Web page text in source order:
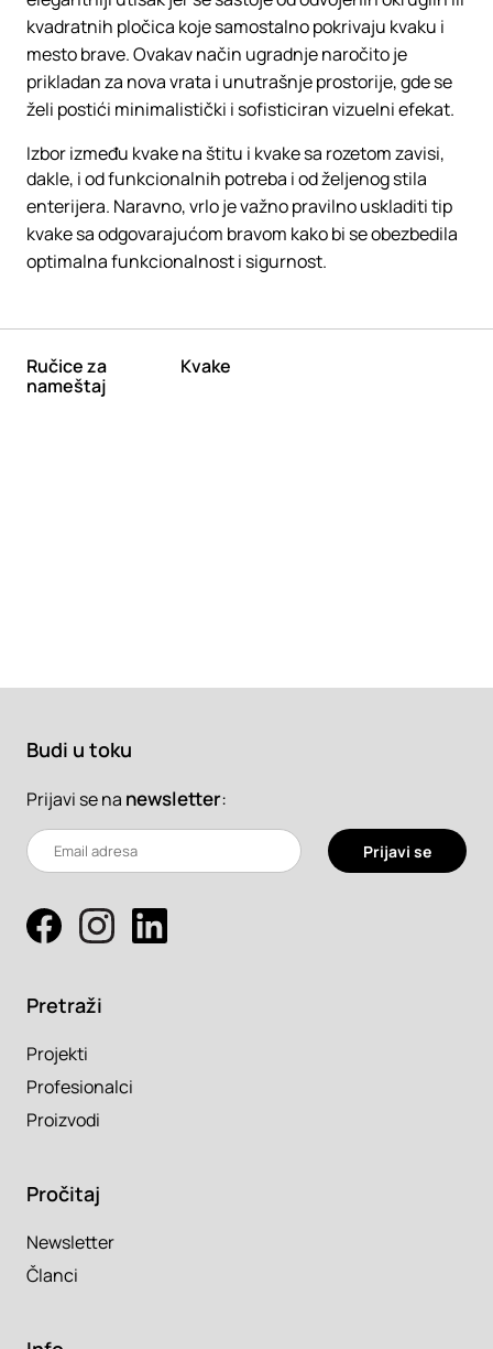
kvadratnih pločica koje samostalno pokrivaju kvaku i
mesto brave. Ovakav način ugradnje naročito je
prikladan za nova vrata i unutrašnje prostorije, gde se
želi postići minimalistički i sofisticiran vizuelni efekat.
Izbor između kvake na štitu i kvake sa rozetom zavisi,
dakle, i od funkcionalnih potreba i od željenog stila
enterijera. Naravno, vrlo je važno pravilno uskladiti tip
kvake sa odgovarajućom bravom kako bi se obezbedila
optimalna funkcionalnost i sigurnost.
Ručice za
nameštaj
Kvake
Budi u toku
Prijavi se na newsletter:
Prijavi se
Pretraži
Projekti
Profesionalci
Proizvodi
Pročitaj
Newsletter
Članci